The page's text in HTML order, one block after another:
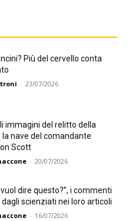
Più del cervello conta
- 23/07/2026
immagini del relitto della
la nave del comandante
Scott
- 20/07/2026
dire questo?”, i commenti
scienziati nei loro articoli
- 16/07/2026